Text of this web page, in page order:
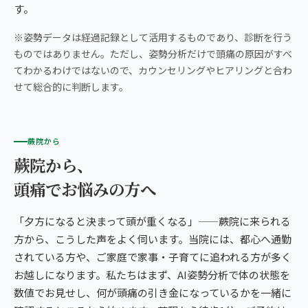
す。
※姿勢データは経過記録として活用するものであり、診断を行う
ものではありません。ただし、姿勢分析だけで頭痛の原因がすべ
てわかるわけではないので、カウンセリングやヒアリングと合わ
せて総合的に判断します。
蕨院から
蕨院から、
頭痛でお悩みの方へ
「夕方になると決まって頭が重くなる」——蕨院に来られる
方から、こうした声をよく伺います。当院には、都心へ通勤
されている方や、ご家庭で家事・子育てに追われる方が多く
お越しになります。私たちはまず、AI姿勢分析で体の状態を
数値でお見せし、何が頭痛の引き金になっているかを一緒に